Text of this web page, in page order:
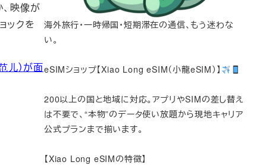
映像が
ックを
儿）が面
海外旅行・一時帰国・短期滞在の通信、もう迷わな
い。
eSIMショップ【Xiao Long eSIM（小龍eSIM）】
200以上の国と地域に対応。アプリやSIMの差し替え
は不要で、“本物”のデータ使い放題から現地キャリア
公式プランまで揃います。
【Xiao Long eSIMの特徴】